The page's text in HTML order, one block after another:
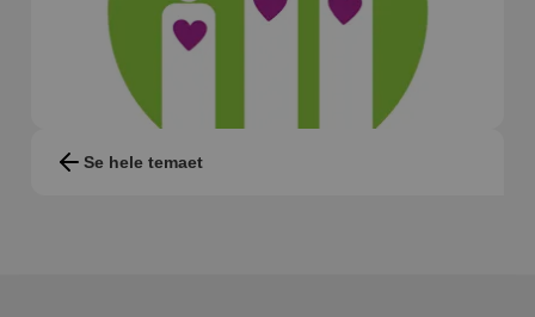
Se hele temaet